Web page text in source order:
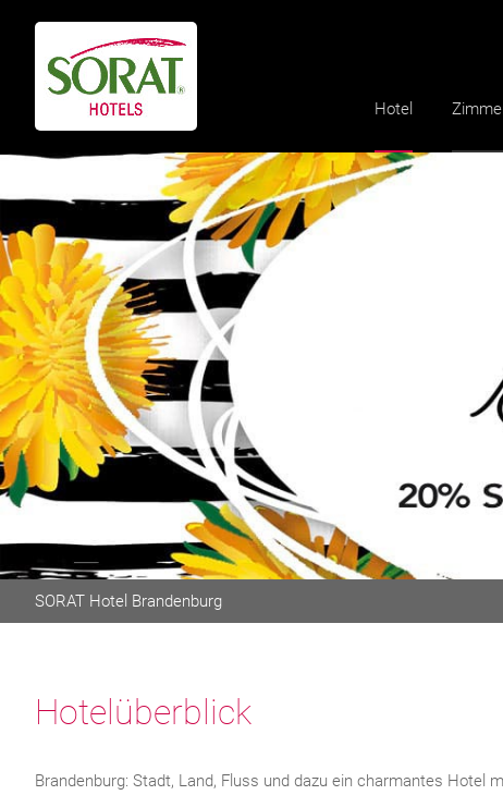
Hotel
SORAT Hotel Brandenburg
Hotelüberblick
Brandenburg: Stadt, Land, Fluss und dazu ein charmantes